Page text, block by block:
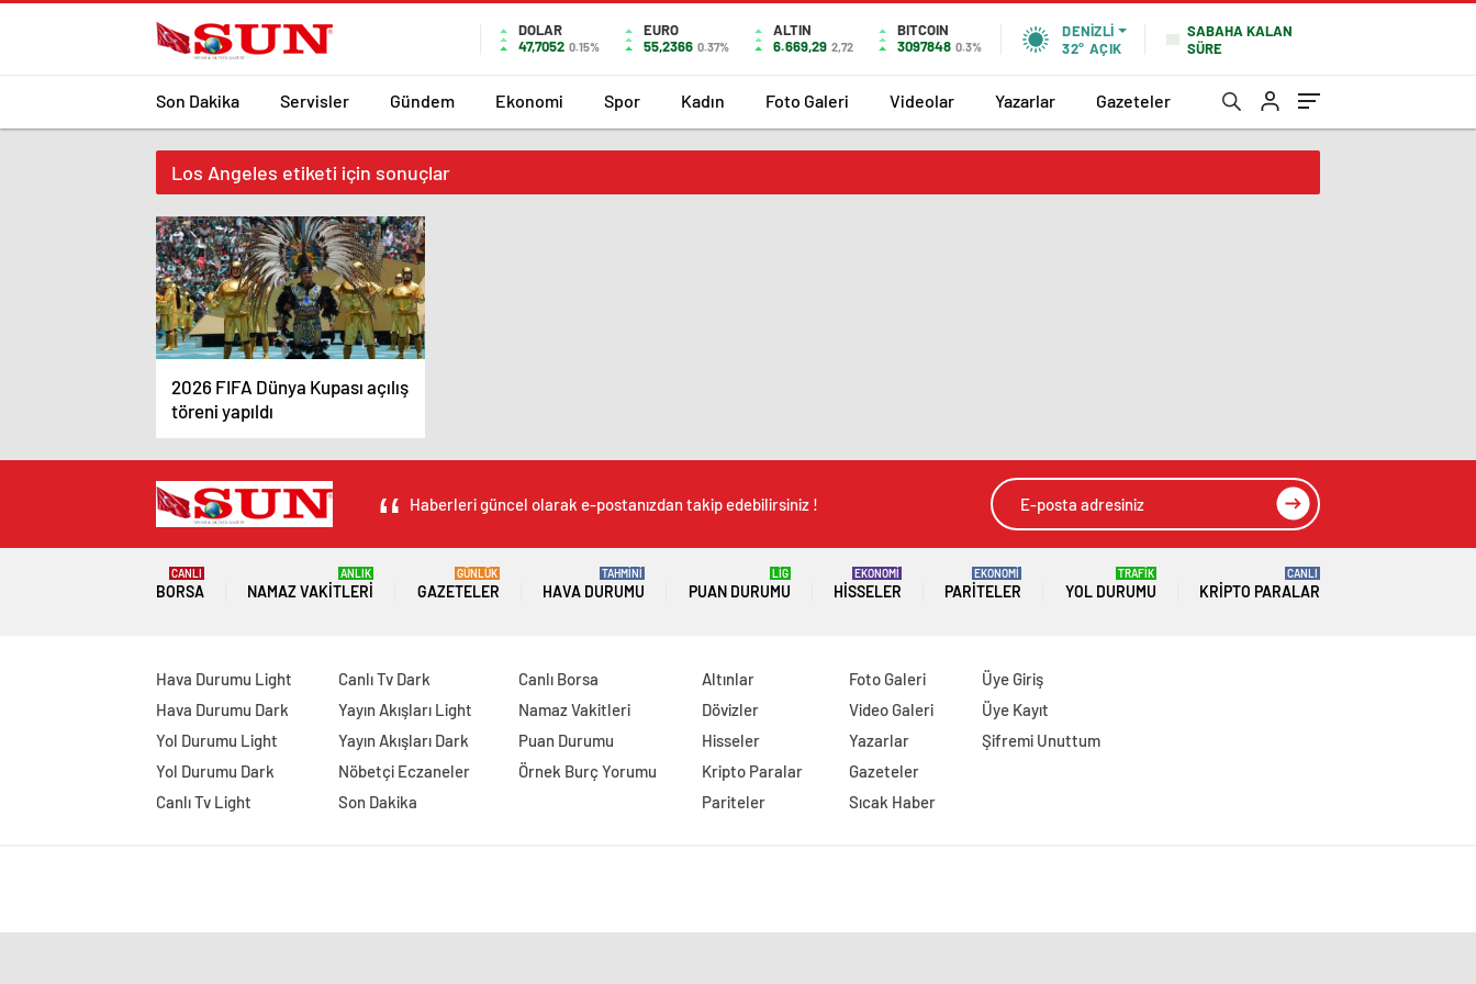
DOLAR
47,7052 0.15%
EURO
55,2366 0.37%
ALTIN
6.669,29 2,72
BITCOIN
3097848 0.3%
DENIZLI
32° AÇIK
SABAHA KALAN
SÜRE
Son Dakika Servisler Gündem Ekonomi Spor Kadın Foto Galeri Videolar Yazarlar Gazeteler
Los Angeles etiketi için sonuçlar
2026 FIFA Dünya Kupası açılış
töreni yapıldı
Haberleri güncel olarak e-postanızdan takip edebilirsiniz !
BORSA
CANLI
NAMAZ VAKITLERI
ANLIK
GAZETELER
GÜNLÜK
HAVA DURUMU
TAHMİNİ
PUAN DURUMU
LİG
HISSELER
EKONOMİ
PARITELER
EKONOMİ
YOL DURUMU
TRAFİK
KRIPTO PARALAR
CANLI
Hava Durumu Light
Hava Durumu Dark
Yol Durumu Light
Yol Durumu Dark
Canlı Tv Light
Canlı Tv Dark
Yayın Akışları Light
Yayın Akışları Dark
Nöbetçi Eczaneler
Son Dakika
Canlı Borsa
Namaz Vakitleri
Puan Durumu
Örnek Burç Yorumu
Altınlar
Dövizler
Hisseler
Kripto Paralar
Pariteler
Foto Galeri
Video Galeri
Yazarlar
Gazeteler
Sıcak Haber
Üye Giriş
Üye Kayıt
Şifremi Unuttum